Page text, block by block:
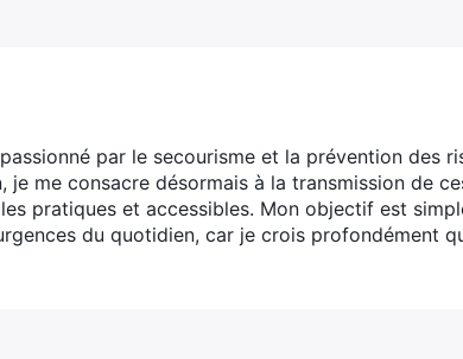
par le secourisme et la prévention des
je me consacre désormais à la transmission de
pratiques et accessibles. Mon objectif est
du quotidien, car je crois profondément